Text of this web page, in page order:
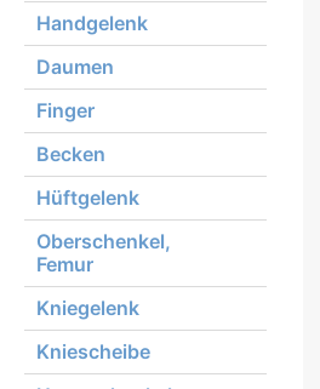
Handgelenk
Daumen
Finger
Becken
Hüftgelenk
Oberschenkel,
Femur
Kniegelenk
Kniescheibe